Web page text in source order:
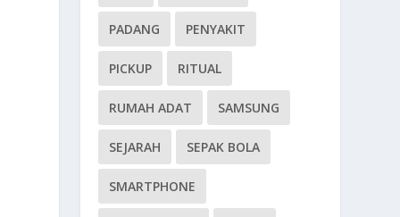
PADANG PENYAKIT
PICKUP RITUAL
RUMAH ADAT SAMSUNG
SEJARAH SEPAK BOLA
SMARTPHONE